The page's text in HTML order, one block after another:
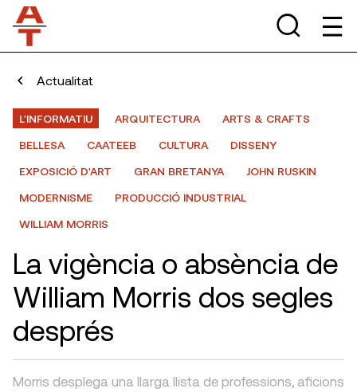
Actualitat
L'INFORMATIU ARQUITECTURA
ARTS & CRAFTS
BELLESA
CAATEEB CULTURA
DISSENY
EXPOSICIÓ D'ART
GRAN BRETANYA
JOHN RUSKIN
MODERNISME
PRODUCCIÓ INDUSTRIAL
WILLIAM MORRIS
La vigència o absència de
William Morris dos segles
després
Morris desplega una llarga llista de professions, aficions